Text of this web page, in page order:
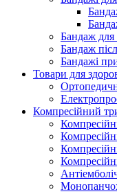
Бандаж для
Бандаж
Бандажі
Товари для
Компресійний